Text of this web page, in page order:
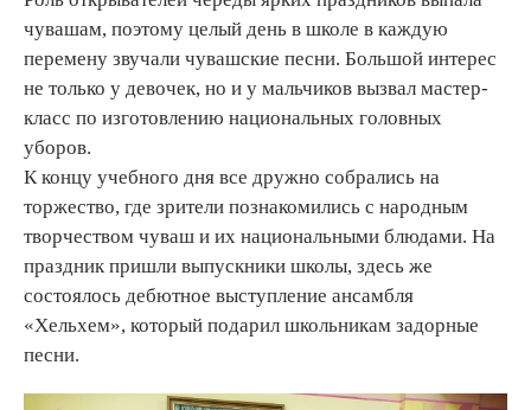
чувашам, поэтому целый день в школе в каждую
перемену звучали чувашские песни. Большой интерес
не только у девочек, но и у мальчиков вызвал мастер-
класс по изготовлению национальных головных
уборов.
К концу учебного дня все дружно собрались на
торжество, где зрители познакомились с народным
творчеством чуваш и их национальными блюдами. На
праздник пришли выпускники школы, здесь же
состоялось дебютное выступление ансамбля
«Хельхем», который подарил школьникам задорные
песни.